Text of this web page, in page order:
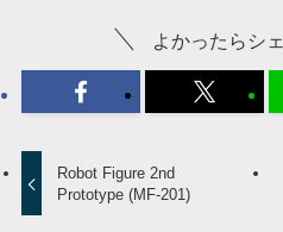
よかったらシ
Robot Figure 2nd
Prototype (MF-201)